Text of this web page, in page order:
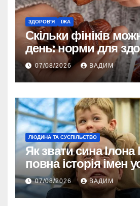
ЗДОРОВ'Я ЇЖА
Скільки фініків
день: норми для
енергії
07/08/2026 ВАДИМ
ЛЮДИНА ТА СУСПІЛЬСТВО
Як звати сина Ілона
повна історія імен
хлопчиків
07/08/2026 ВАДИМ